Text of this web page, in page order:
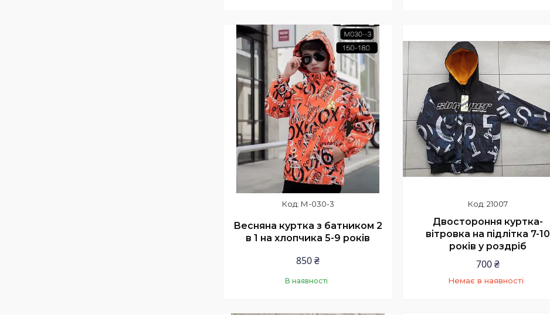
Купити
М-030-3
Весняна куртка з батником 2
в 1 на хлопчика 5-9 років
850 ₴
В наявності
21007
Двостороння куртка-
вітровка на підлітка 7-10
років у роздріб
700 ₴
Немає в наявності